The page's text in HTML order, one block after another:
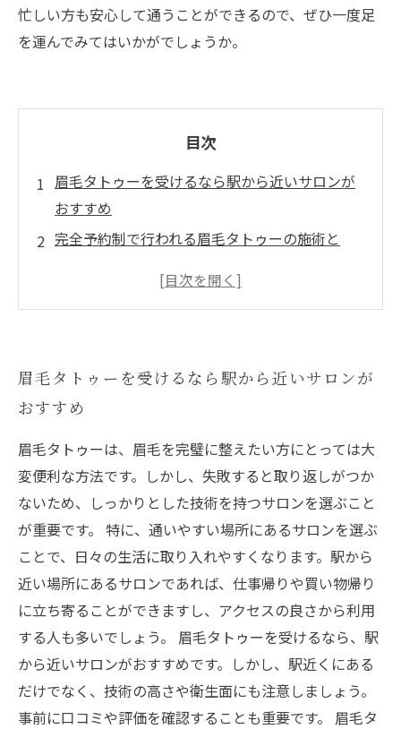
忙しい方も安心して通うことができるので、ぜひ一度足
を運んでみてはいかがでしょうか。
目次
眉毛タトゥーを受けるなら駅から近いサロンが
おすすめ
完全予約制で行われる眉毛タトゥーの施術と
眉毛タトゥーで加齢による薄毛や形の崩れを解
入れよう
初心者にも安心の眉毛タトゥー体験ができる専
眉毛タトゥーを受けるなら駅から近いサロンが
おすすめ
眉毛タトゥーは、眉毛を完璧に整えたい方にとっては大
変便利な方法です。しかし、失敗すると取り返しがつか
ないため、しっかりとした技術を持つサロンを選ぶこと
が重要です。 特に、通いやすい場所にあるサロンを選ぶ
ことで、日々の生活に取り入れやすくなります。駅から
近い場所にあるサロンであれば、仕事帰りや買い物帰り
に立ち寄ることができますし、アクセスの良さから利用
する人も多いでしょう。 眉毛タトゥーを受けるなら、駅
から近いサロンがおすすめです。しかし、駅近くにある
だけでなく、技術の高さや衛生面にも注意しましょう。
事前に口コミや評価を確認することも重要です。 眉毛タ